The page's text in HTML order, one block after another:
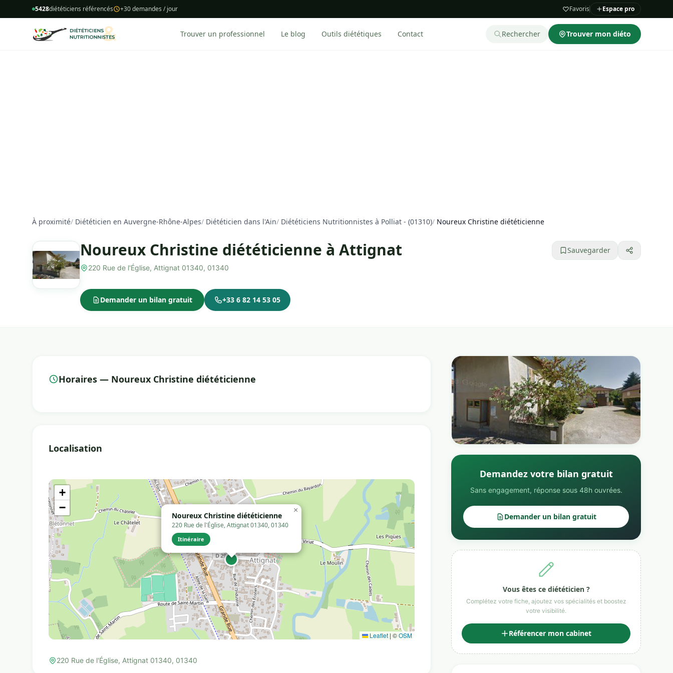
5428diététiciens référencés +30 demandes / jour Favoris Espace pro
Trouver un professionnel Le blog Outils diététiques Contact Rechercher Trouver mon diéto
À proximité/ Diététicien en Auvergne-Rhône-Alpes/ Diététicien dans l'Ain/ Diététiciens Nutritionnistes à Polliat - (01310)/ Noureux Christine diététicienne
Noureux Christine diététicienne à Attignat
220 Rue de l'Église, Attignat 01340, 01340
Sauvegarder
Demander un bilan gratuit +33 6 82 14 53 05
Horaires — Noureux Christine diététicienne
Localisation
Noureux Christine diététicienne
220 Rue de l'Église, Attignat 01340, 01340
Itinéraire
×
+
−
Leaflet | ©OSM
220 Rue de l'Église, Attignat 01340, 01340
Demandez votre bilan gratuit
Sans engagement, réponse sous 48h ouvrées.
Demander un bilan gratuit
Vous êtes ce diététicien ?
Complétez votre fiche, ajoutez vos spécialités et boostez
votre visibilité.
Référencer mon cabinet